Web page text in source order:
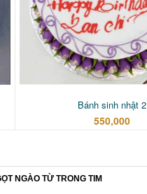
Bánh sinh nhật 2
550,000
NGÀO TỪ TRONG TIM